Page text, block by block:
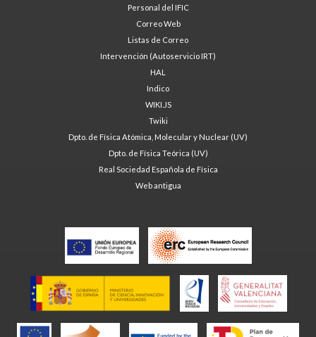
Personal del IFIC
Correo Web
Listas de Correo
Intervención (Autoservicio IRT)
HAL
Indico
WIKI.JS
Twiki
Dpto. de Física Atómica, Molecular y Nuclear (UV)
Dpto. de Física Teórica (UV)
Real Sociedad Española de Física
Web antigua